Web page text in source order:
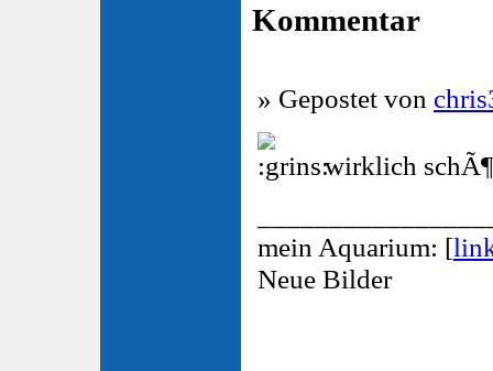
Kommentar
» Gepostet von
wirklich
mein Aquarium: [
Neue Bilder